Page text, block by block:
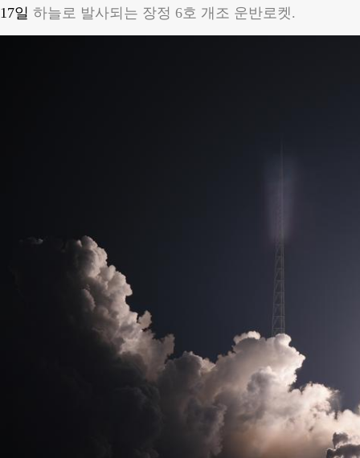
17일 하늘로 발사되는 장정 6호 개조 운반로켓.